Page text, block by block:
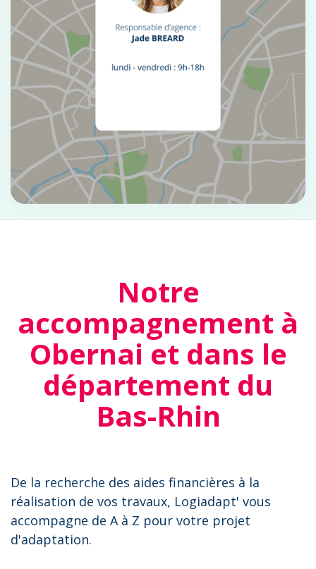
Notre
accompagnement à
Obernai et dans le
département du
Bas-Rhin
De la recherche des aides financières à la
réalisation de vos travaux, Logiadapt' vous
accompagne de A à Z pour votre projet
d'adaptation.